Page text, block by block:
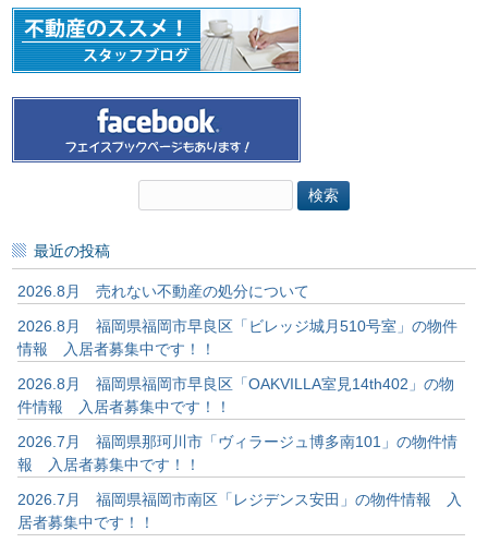
最近の投稿
2026.8月 売れない不動産の処分について
2026.8月 福岡県福岡市早良区「ビレッジ城月510号室」の物件
情報 入居者募集中です！！
2026.8月 福岡県福岡市早良区「OAKVILLA室見14th402」の物
件情報 入居者募集中です！！
2026.7月 福岡県那珂川市「ヴィラージュ博多南101」の物件情
報 入居者募集中です！！
2026.7月 福岡県福岡市南区「レジデンス安田」の物件情報 入
居者募集中です！！